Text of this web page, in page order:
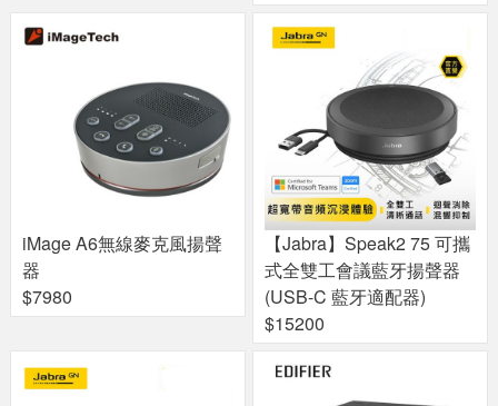
iMage A6無線麥克風揚聲
器
$7980
【Jabra】Speak2 75 可攜
式全雙工會議藍牙揚聲器
(USB-C 藍牙適配器)
$15200